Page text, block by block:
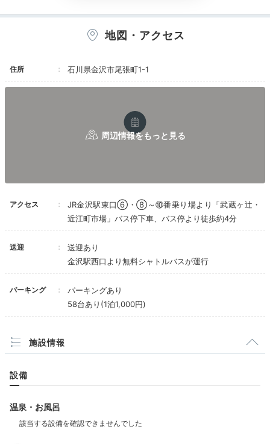
Freetime
17:30
目から感じる金沢
エレベーターホール
加賀友禅柄の光壁や金箔を使ったアート
間に館内を散策してみるのもおすすめです。6段の滝が
流れる中庭は、夜にはライトアップされ幻想的な雰囲気
yi02qx
フェの内容も素晴らしく、朝なのに寿司や刺身が
カレー、金沢おでん、とり野菜みそ鍋、治部煮、
す。お酒を飲める方なら、朝からスパークリング
つ食べられるのもうれしかったです。
唯一マイナス点は、ガーデンビュー。6階だった
ため、1階の庭は窓際まで行ってしっかり足元を
カーテンをつい下ろしたくなってしまうので、あ
まりガーデンビューの部屋にした意味がなかった
です。
部屋からの眺望がイマイチなのは、同系列の白鳥
り、湯上りアイスサービスなどもあるため、ちょ
っとレトロなつくりではありますが、そちらのほ
うがよりお得感はあるかもしれません。
気持ちよく過ごせました。
地図・アクセス
住所 石川県金沢市尾張町1-1
アクセス
JR金沢駅東口⑥・⑧～⑩番乗り場より「武蔵ヶ辻・
近江町市場」バス停下車、バス停より徒歩約4分
送迎
送迎あり
金沢駅西口より無料シャトルバスが運行
パーキング
パーキングあり
58台あり(1泊1,000円)
施設情報
設備
温泉・お風呂